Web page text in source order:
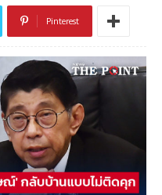
Pinterest